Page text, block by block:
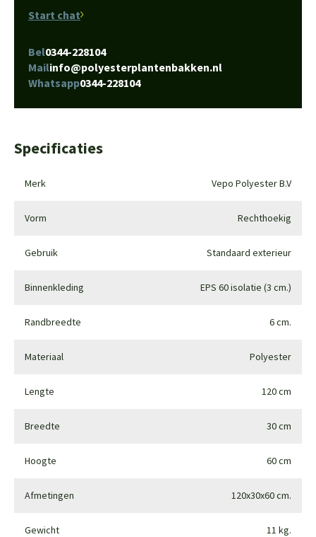
Start chat
Bel0344-228104
Mailinfo@polyesterplantenbakken.nl
Whatsapp0344-228104
Specificaties
Merk Vepo Polyester B.V
Vorm Rechthoekig
Gebruik Standaard exterieur
Binnenkleding EPS 60 isolatie (3 cm.)
Randbreedte 6 cm.
Materiaal Polyester
Lengte 120 cm
Breedte 30 cm
Hoogte 60 cm
Afmetingen 120x30x60 cm.
Gewicht 11 kg.